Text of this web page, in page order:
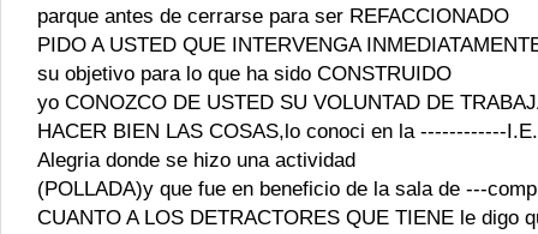
parque antes de cerrarse para ser REFACCIONADO
PIDO A USTED QUE INTERVENGA
su objetivo para lo que ha sido CONSTRUIDO
yo CONOZCO DE USTED SU VOLUNTAD DE
HACER BIEN LAS COSAS,lo conoci en la ------------
Alegria donde se hizo una actividad
(POLLADA)y que fue en beneficio de la sala de ---
CUANTO A LOS DETRACTORES QUE TIENE le digo